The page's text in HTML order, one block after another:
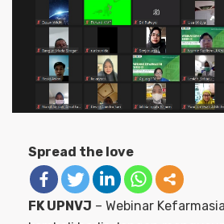
Spread the love
FK UPNVJ – Webinar